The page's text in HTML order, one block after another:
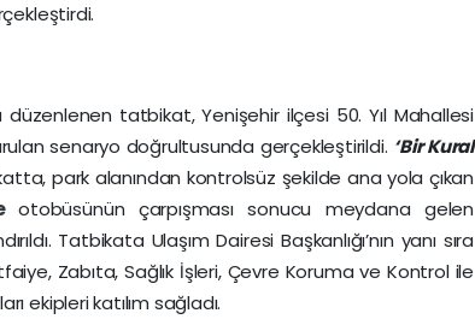
düzenlenen tatbikat, Yenişehir ilçesi 50. Yıl Mahallesi
senaryo doğrultusunda gerçekleştirildi. ‘Bir Kural
park alanından kontrolsüz şekilde ana yola çıkan
otobüsünün çarpışması sonucu meydana gelen
Tatbikata Ulaşım Dairesi Başkanlığı’nın yanı sıra
Zabıta, Sağlık İşleri, Çevre Koruma ve Kontrol ile
ekipleri katılım sağladı.